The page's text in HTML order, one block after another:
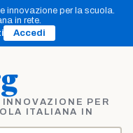
innovazione per la scuola.
in rete.
Accedi
PER
ITALIANA IN